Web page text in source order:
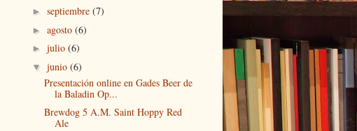
► septiembre (7)
► agosto (6)
► julio (6)
▼ junio (6)
Presentación online en Gades Beer de
la Baladin Op...
Brewdog 5 A.M. Saint Hoppy Red
Ale